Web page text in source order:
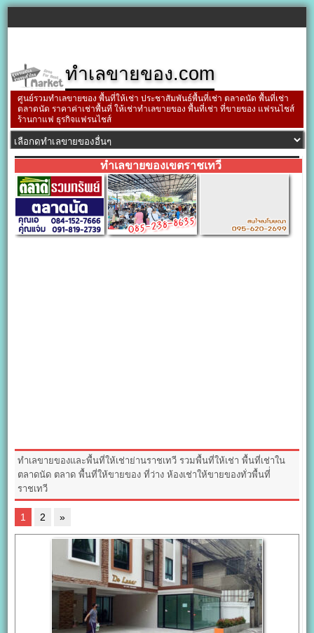
ทำเลขายของ.com
ศูนย์รวมทำเลขายของ พื้นที่ให้เช่า ประชาสัมพันธ์พื้นที่เช่า ตลาดนัด พื้นที่เช่า
ตลาดนัด ราคาค่าเช่าพื้นที่ ให้เช่าทำเลขายของ พื้นที่เช่า ที่ขายของ แฟรนไชส์
ร้านกาแฟ ธุรกิจแฟรนไชส์
ทำเลขายของเขตราชเทวี
ทำเลขายของและพื้นที่ให้เช่าย่านราชเทวี รวมพื้นที่ให้เช่า พื้นที่เช่าใน
ตลาดนัด ตลาด พื้นที่ให้ขายของ ที่ว่าง ห้องเช่าให้ขายของทั่วพื้นที่่
ราชเทวี
1 2 »